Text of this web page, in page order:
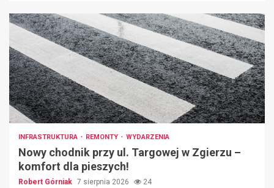
INFRASTRUKTURA REMONTY WYDARZENIA
Nowy chodnik przy ul. Targowej w Zgierzu –
komfort dla pieszych!
Robert Górniak 7 sierpnia 2026 24